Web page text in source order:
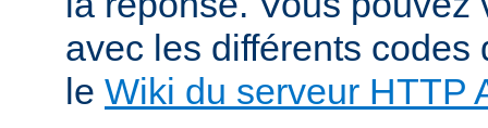
avec les différents codes
le Wiki du serveur HTTP